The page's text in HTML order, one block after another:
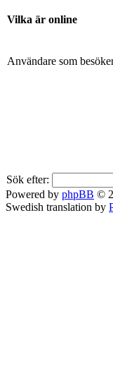
Vilka är online
Användare som
Sök efter:
Powered by phpBB ©
Swedish translation by